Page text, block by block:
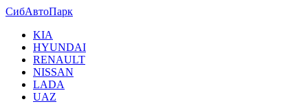
СибАвтоПарк
KIA
HYUNDAI
RENAULT
NISSAN
LADA
UAZ